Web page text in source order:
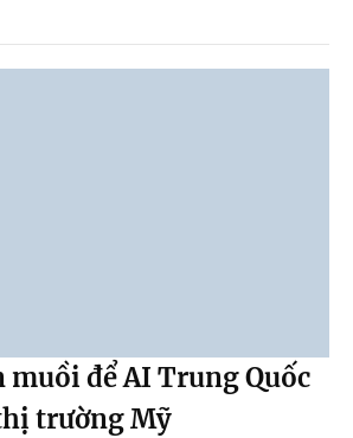
muồi để AI Trung Quốc
trường Mỹ